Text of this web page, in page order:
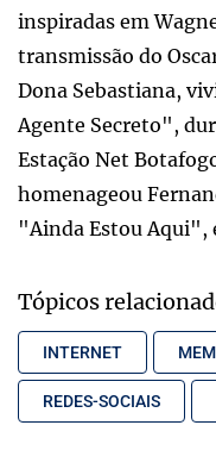
inspiradas em
transmissão do
Dona Sebastiana,
Agente Secreto",
Estação Net
homenageou
"Ainda Estou Aqui",
Tópicos
INTERNET
REDES-SOCIAIS